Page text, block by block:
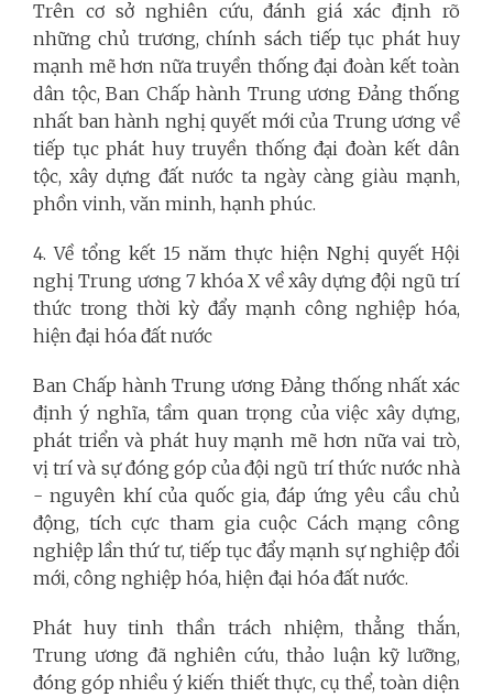
Trên cơ sở nghiên cứu, đánh giá xác định rõ
những chủ trương, chính sách tiếp tục phát huy
mạnh mẽ hơn nữa truyền thống đại đoàn kết toàn
dân tộc, Ban Chấp hành Trung ương Đảng thống
nhất ban hành nghị quyết mới của Trung ương về
tiếp tục phát huy truyền thống đại đoàn kết dân
tộc, xây dựng đất nước ta ngày càng giàu mạnh,
phồn vinh, văn minh, hạnh phúc.
4. Về tổng kết 15 năm thực hiện Nghị quyết Hội
nghị Trung ương 7 khóa X về xây dựng đội ngũ trí
thức trong thời kỳ đẩy mạnh công nghiệp hóa,
hiện đại hóa đất nước
Ban Chấp hành Trung ương Đảng thống nhất xác
định ý nghĩa, tầm quan trọng của việc xây dựng,
phát triển và phát huy mạnh mẽ hơn nữa vai trò,
vị trí và sự đóng góp của đội ngũ trí thức nước nhà
- nguyên khí của quốc gia, đáp ứng yêu cầu chủ
động, tích cực tham gia cuộc Cách mạng công
nghiệp lần thứ tư, tiếp tục đẩy mạnh sự nghiệp đổi
mới, công nghiệp hóa, hiện đại hóa đất nước.
Phát huy tinh thần trách nhiệm, thẳng thắn,
Trung ương đã nghiên cứu, thảo luận kỹ lưỡng,
đóng góp nhiều ý kiến thiết thực, cụ thể, toàn diện